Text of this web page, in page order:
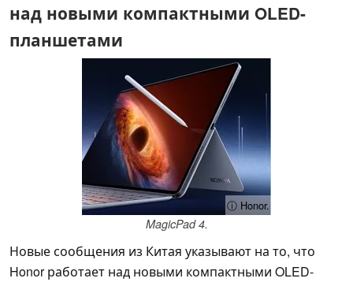
над новыми компактными OLED-
планшетами
ⓘ Honor.
MagicPad 4.
Новые сообщения из Китая указывают на то, что
Honor работает над новыми компактными OLED-